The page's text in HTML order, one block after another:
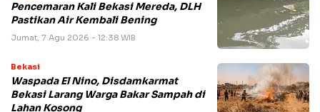
Pencemaran Kali Bekasi Mereda, DLH
Pastikan Air Kembali Bening
Jumat, 7 Agu 2026 - 12:38 WIB
Bekasi
Waspada El Nino, Disdamkarmat
Bekasi Larang Warga Bakar Sampah di
Lahan Kosong